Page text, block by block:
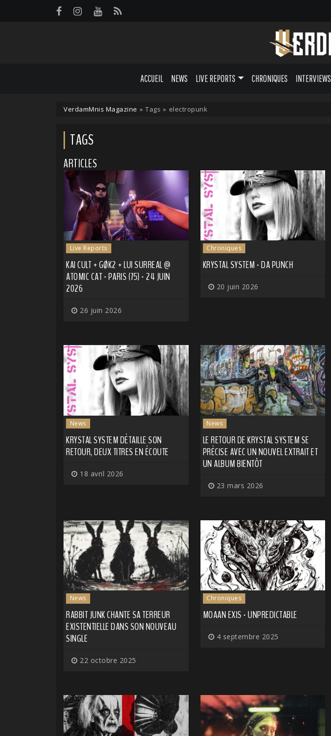
ACCUEIL NEWS LIVE REPORTS CHRONIQUES INTERVIEWS
VerdamMnis Magazine » Tags » electropunk
TAGS
ARTICLES
Live Reports
KAI CULT + GØK2 + LUI SURREAL @
ATOMIC CAT - PARIS (75) - 24 JUIN
2026
26 juin 2026
Chroniques
KRYSTAL SYSTEM - DA PUNCH
20 juin 2026
News
KRYSTAL SYSTEM DÉTAILLE SON
RETOUR, DEUX TITRES EN ÉCOUTE
18 avril 2026
News
LE RETOUR DE KRYSTAL SYSTEM SE
PRÉCISE AVEC UN NOUVEL EXTRAIT ET
UN ALBUM BIENTÔT
23 mars 2026
News
RABBIT JUNK CHANTE SA TERREUR
EXISTENTIELLE DANS SON NOUVEAU
SINGLE
22 octobre 2025
Chroniques
MOAAN EXIS - UNPREDICTABLE
4 septembre 2025
Panneau de gestion des cookies